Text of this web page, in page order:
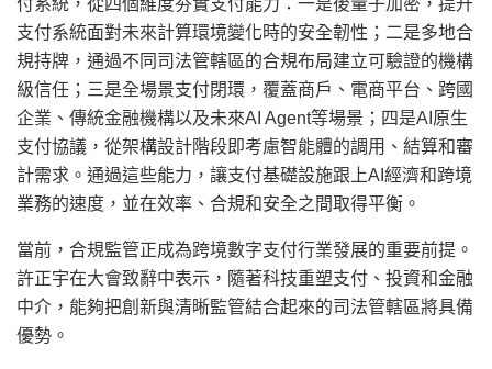
付系統，從四個維度夯實支付能力：一是後量子加密，提升
支付系統面對未來計算環境變化時的安全韌性；二是多地合
規持牌，通過不同司法管轄區的合規布局建立可驗證的機構
級信任；三是全場景支付閉環，覆蓋商戶、電商平台、跨國
企業、傳統金融機構以及未來AI Agent等場景；四是AI原生
支付協議，從架構設計階段即考慮智能體的調用、結算和審
計需求。通過這些能力，讓支付基礎設施跟上AI經濟和跨境
業務的速度，並在效率、合規和安全之間取得平衡。
當前，合規監管正成為跨境數字支付行業發展的重要前提。
許正宇在大會致辭中表示，隨著科技重塑支付、投資和金融
中介，能夠把創新與清晰監管結合起來的司法管轄區將具備
優勢。